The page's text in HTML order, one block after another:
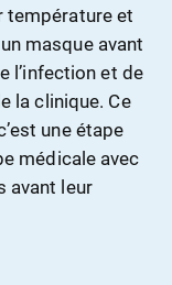
température et
masque avant
l’infection et de
la clinique. Ce
une étape
médicale avec
avant leur